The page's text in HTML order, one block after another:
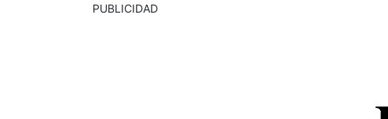
PUBLICIDAD